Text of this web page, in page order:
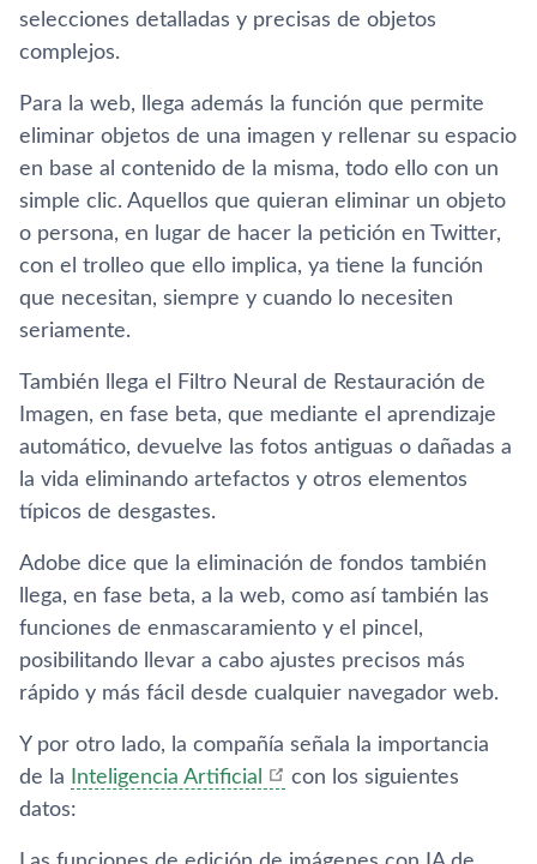
selecciones detalladas y precisas de objetos
complejos.
Para la web, llega además la función que permite
eliminar objetos de una imagen y rellenar su espacio
en base al contenido de la misma, todo ello con un
simple clic. Aquellos que quieran eliminar un objeto
o persona, en lugar de hacer la petición en Twitter,
con el trolleo que ello implica, ya tiene la función
que necesitan, siempre y cuando lo necesiten
seriamente.
También llega el Filtro Neural de Restauración de
Imagen, en fase beta, que mediante el aprendizaje
automático, devuelve las fotos antiguas o dañadas a
la vida eliminando artefactos y otros elementos
típicos de desgastes.
Adobe dice que la eliminación de fondos también
llega, en fase beta, a la web, como así también las
funciones de enmascaramiento y el pincel,
posibilitando llevar a cabo ajustes precisos más
rápido y más fácil desde cualquier navegador web.
Y por otro lado, la compañía señala la importancia
de la
Inteligencia Artificial
con los siguientes
datos: